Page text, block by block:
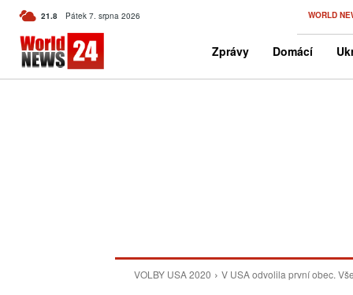
21.8 C Czech
Pátek 7. srpna 2026 WORLD
Zprávy Domácí
VOLBY USA 2020 V USA odvolila první obec.